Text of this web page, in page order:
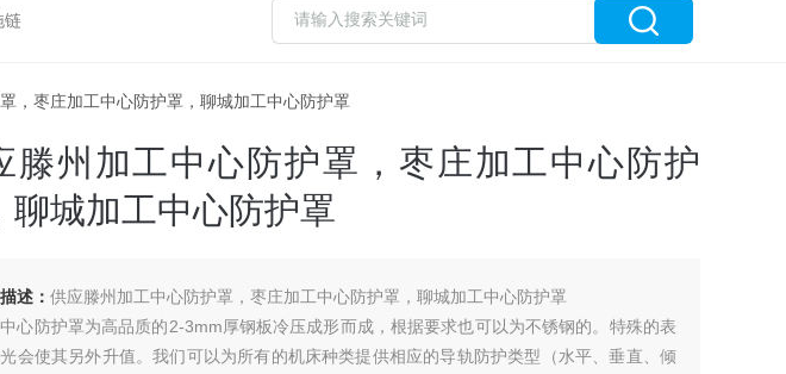
链
，枣庄加工中心防护罩，聊城加工中心防护罩
滕州加工中心防护罩，枣庄加工中心防护
聊城加工中心防护罩
述： 供应滕州加工中心防护罩，枣庄加工中心防护罩，聊城加工中心防护罩
心防护罩为高品质的2-3mm厚钢板冷压成形而成，根据要求也可以为不锈钢的。特殊的表
会使其另外升值。我们可以为所有的机床种类提供相应的导轨防护类型（水平、垂直、倾